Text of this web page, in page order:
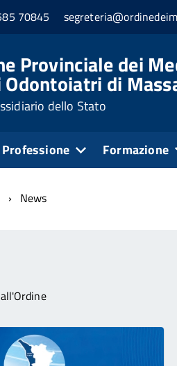
70845
Provinciale dei
di
dello Stato
Professione Formazione
News